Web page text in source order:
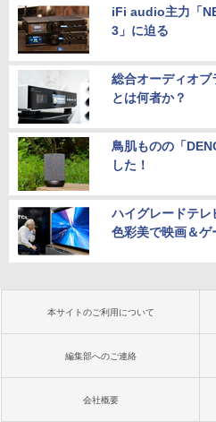
iFi audio主力「
3」に迫る
総合オーディオ
とは何者か？
鳥肌ものの「
した！
ハイグレードテ
色彩美で映画＆ゲ
本サイトのご利用について
編集部へのご連絡
会社概要